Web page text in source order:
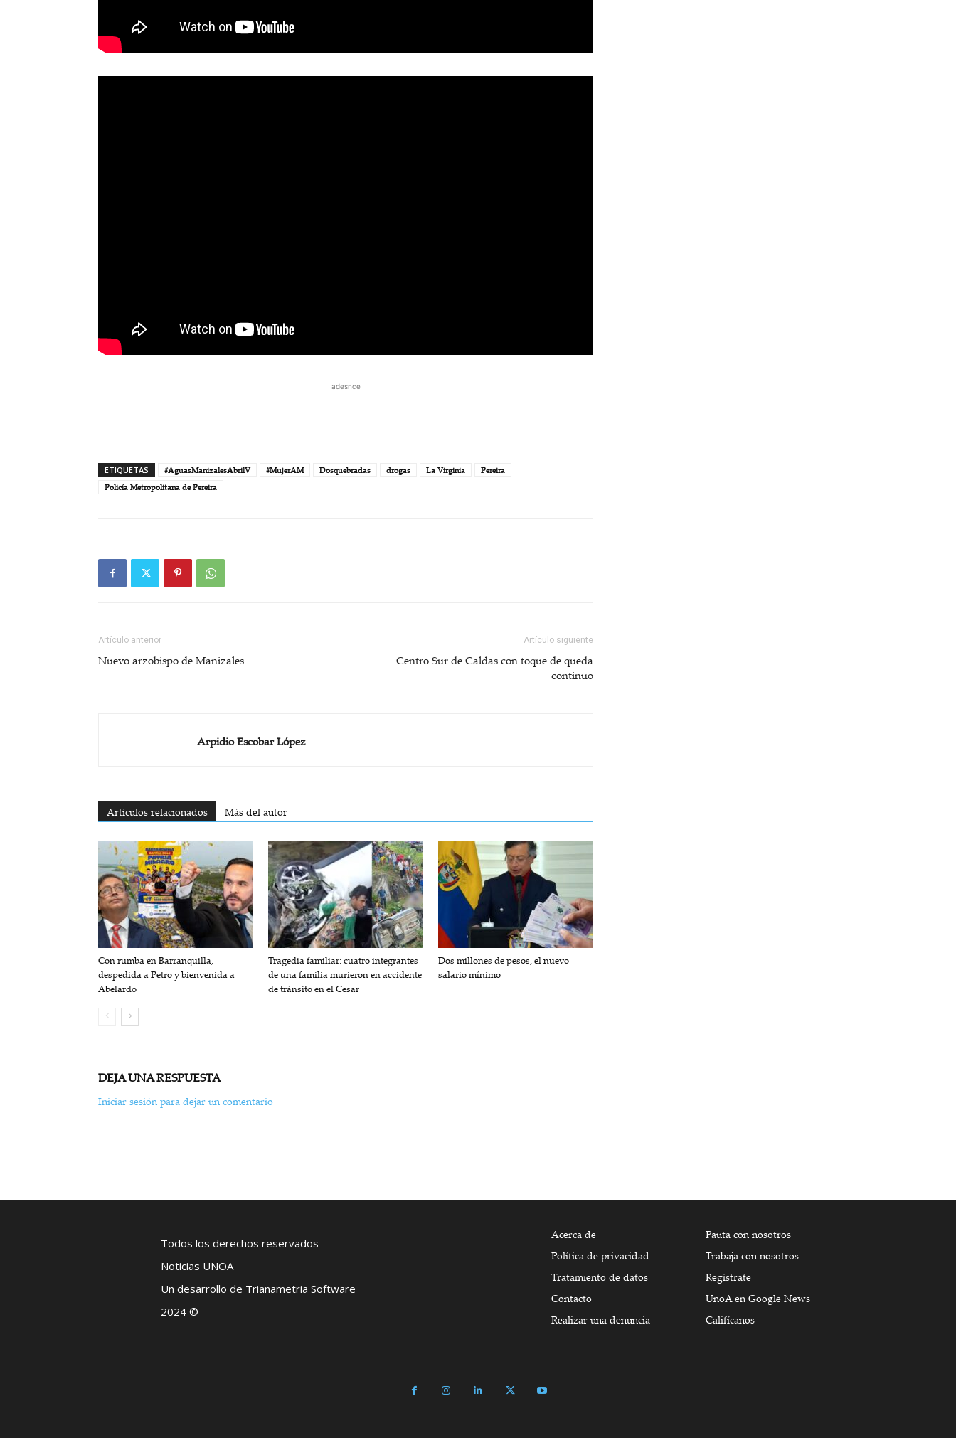
adesnce
ETIQUETAS #AguasManizalesAbrilV #MujerAM Dosquebradas drogas La Virginia
Pereira
Policía Metropolitana de Pereira
Artículo anterior
Nuevo arzobispo de Manizales
Artículo siguiente
Centro Sur de Caldas con toque de queda
continuo
Arpidio Escobar López
Artículos relacionados Más del autor
Con rumba en Barranquilla,
despedida a Petro y bienvenida a
Abelardo
Tragedia familiar: cuatro integrantes
de una familia murieron en accidente
de tránsito en el Cesar
Dos millones de pesos, el nuevo
salario mínimo
DEJA UNA RESPUESTA
Iniciar sesión para dejar un comentario
Todos los derechos reservados
Noticias UNOA
Un desarrollo de Trianametria Software
2024 ©
Acerca de
Política de privacidad
Tratamiento de datos
Contacto
Realizar una denuncia
Pauta con nosotros
Trabaja con nosotros
Regístrate
UnoA en Google News
Califícanos